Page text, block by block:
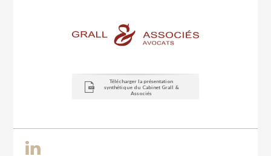
Télécharger la présentation
synthétique du Cabinet Grall &
Associés